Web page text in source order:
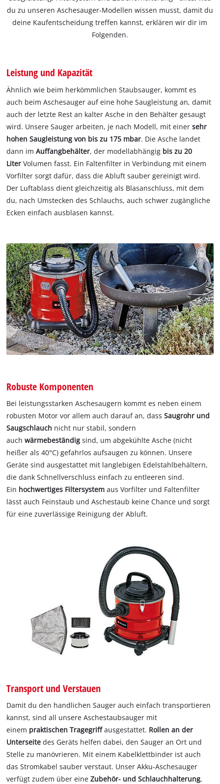
du zu unseren Aschesauger-Modellen wissen musst, damit du
deine Kaufentscheidung treffen kannst, erklären wir dir im
Folgenden.
Leistung und Kapazität
Ähnlich wie beim herkömmlichen Staubsauger, kommt es
auch beim Aschesauger auf eine hohe Saugleistung an, damit
auch der letzte Rest an kalter Asche in den Behälter gesaugt
wird. Unsere Sauger arbeiten, je nach Modell, mit einersehr
hohen Saugleistung von bis zu 175 mbar. Die Asche landet
dann imAuffangbehälter, der modellabhängig bis zu 20
Liter Volumen fasst. Ein Faltenfilter in Verbindung mit einem
Vorfilter sorgt dafür, dass die Abluft sauber gereinigt wird.
Der Luftablass dient gleichzeitig als Blasanschluss, mit dem
du, nach Umstecken des Schlauchs, auch schwer zugängliche
Ecken einfach ausblasen kannst.
Robuste Komponenten
Bei leistungsstarken Aschesaugern kommt es neben einem
robusten Motor vor allem auch darauf an, dassSaugrohr und
Saugschlauch nicht nur stabil, sondern
auchwärmebeständigsind, um abgekühlte Asche (nicht
heißer als 40°C) gefahrlos aufsaugen zu können. Unsere
Geräte sind ausgestattet mit langlebigen Edelstahlbehältern,
die dank Schnellverschluss einfach zu entleeren sind.
Ein hochwertiges Filtersystem aus Vorfilter und Faltenfilter
lässt auch Feinstaub und Aschestaub keine Chance und sorgt
für eine zuverlässige Reinigung der Abluft.
Transport und Verstauen
Damit du den handlichen Sauger auch einfach transportieren
kannst, sind all unsere Aschestaubsauger mit
einem praktischen Tragegriffausgestattet. Rollen an der
Unterseite des Geräts helfen dabei, den Sauger an Ort und
Stelle zu manövrieren. Mit einem Kabelklettbinder ist auch
das Stromkabel sauber verstaut. Unser Akku-Aschesauger
verfügt zudem über eineZubehör- und Schlauchhalterung,